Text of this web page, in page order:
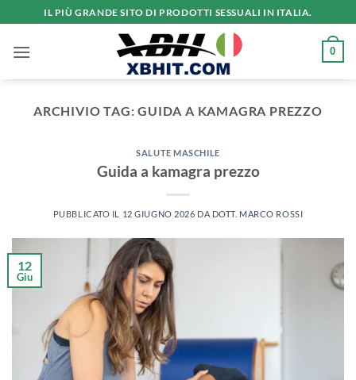
ai
contenuti
IL PIÙ GRANDE SITO DI PRODOTTI SESSUALI IN ITALIA.
0
ARCHIVIO TAG:GUIDA A KAMAGRA PREZZO
SALUTE MASCHILE
Guida a kamagra prezzo
PUBBLICATO IL 12 GIUGNO 2026 DA DOTT. MARCO ROSSI
12
Giu